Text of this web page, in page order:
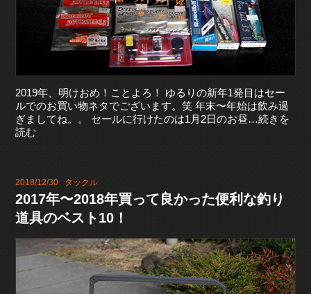
2019年、明けおめ！ことよろ！ ゆるりの新年1発目はセー
ルでのお買い物ネタでございます。笑 年末〜年始は飲み過
ぎましてね。。 セールに行けたのは1月2日のお昼…続きを
読む
2018/12/30 タックル
2017年〜2018年買って良かった便利な釣り
道具のベスト10！